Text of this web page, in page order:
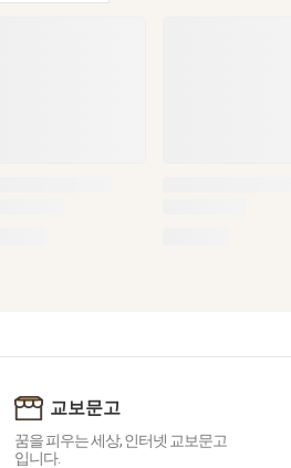
교보문고
꿈을 피우는 세상, 인터넷 교보문고
입니다.